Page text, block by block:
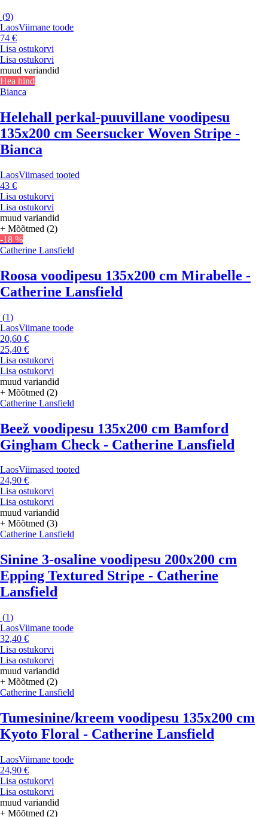
(9)
LaosViimane toode
74 €
Lisa ostukorvi
Lisa ostukorvi
muud variandid
Hea hind
Bianca
Helehall perkal-puuvillane voodipesu
135x200 cm Seersucker Woven Stripe -
Bianca
LaosViimased tooted
43 €
Lisa ostukorvi
Lisa ostukorvi
muud variandid
+ Mõõtmed (2)
-18 %
Catherine Lansfield
Roosa voodipesu 135x200 cm Mirabelle -
Catherine Lansfield
(1)
LaosViimane toode
20,60 €
25,40 €
Lisa ostukorvi
Lisa ostukorvi
muud variandid
+ Mõõtmed (2)
Catherine Lansfield
Beež voodipesu 135x200 cm Bamford
Gingham Check - Catherine Lansfield
LaosViimased tooted
24,90 €
Lisa ostukorvi
Lisa ostukorvi
muud variandid
+ Mõõtmed (3)
Catherine Lansfield
Sinine 3-osaline voodipesu 200x200 cm
Epping Textured Stripe - Catherine
Lansfield
(1)
LaosViimane toode
32,40 €
Lisa ostukorvi
Lisa ostukorvi
muud variandid
+ Mõõtmed (2)
Catherine Lansfield
Tumesinine/kreem voodipesu 135x200 cm
Kyoto Floral - Catherine Lansfield
LaosViimane toode
24,90 €
Lisa ostukorvi
Lisa ostukorvi
muud variandid
+ Mõõtmed (2)